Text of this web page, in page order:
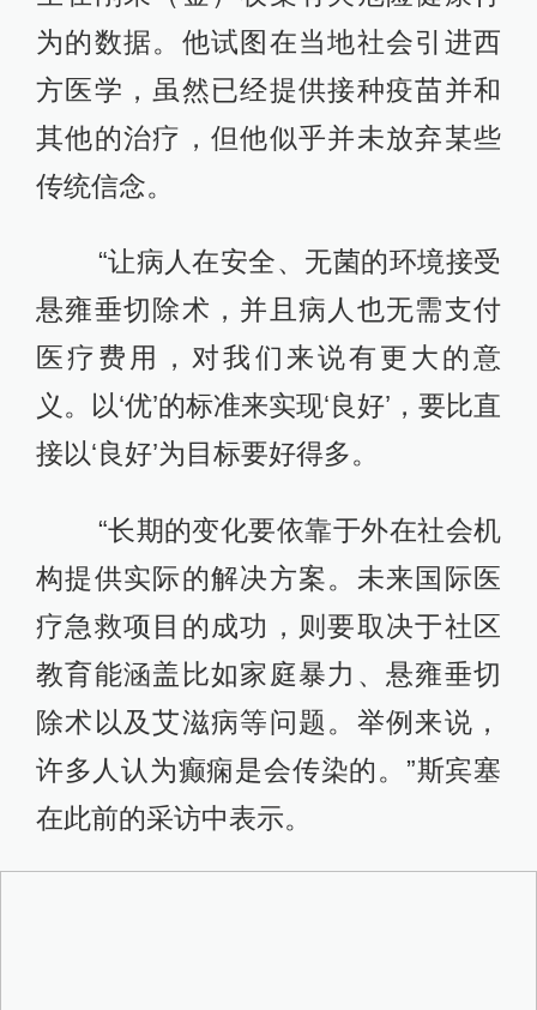
为的数据。他试图在当地社会引进西
方医学，虽然已经提供接种疫苗并和
其他的治疗，但他似乎并未放弃某些
传统信念。
“让病人在安全、无菌的环境接受
悬雍垂切除术，并且病人也无需支付
医疗费用，对我们来说有更大的意
义。以‘优’的标准来实现‘良好’，要比直
接以‘良好’为目标要好得多。
“长期的变化要依靠于外在社会机
构提供实际的解决方案。未来国际医
疗急救项目的成功，则要取决于社区
教育能涵盖比如家庭暴力、悬雍垂切
除术以及艾滋病等问题。举例来说，
许多人认为癫痫是会传染的。”斯宾塞
在此前的采访中表示。